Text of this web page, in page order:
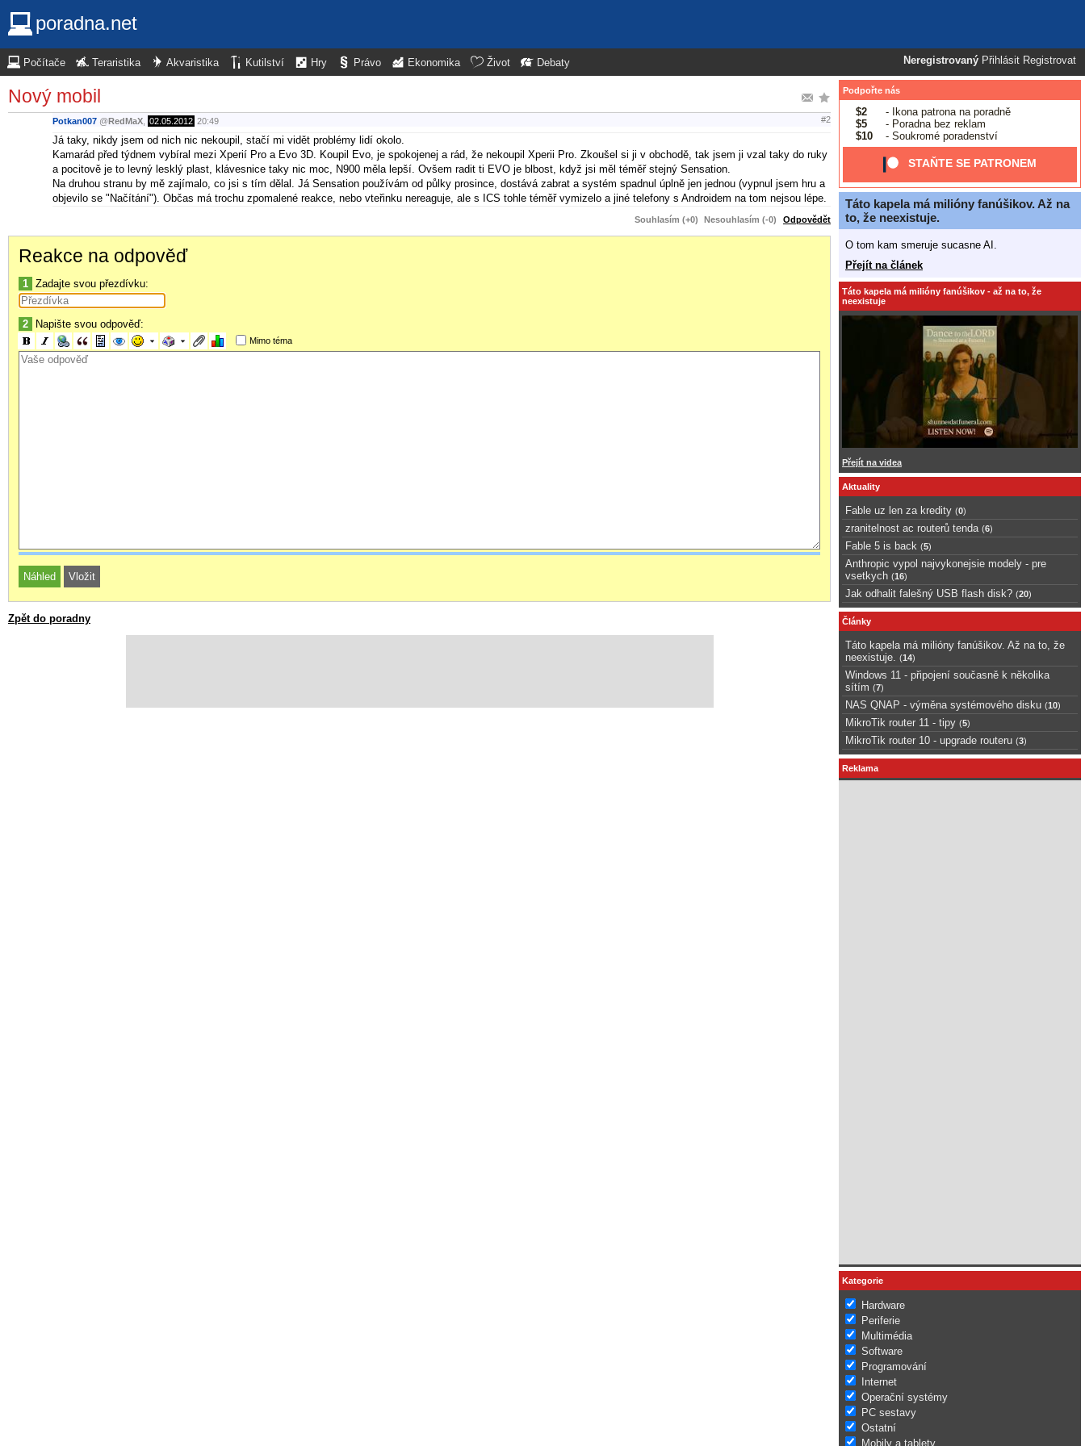
poradna.net
Neregistrovaný Přihlásit Registrovat
Počítače Teraristika Akvaristika Kutilství Hry Právo Ekonomika Život Debaty
Nový mobil
Potkan007 @RedMaX 02.05.2012 20:49 #2
Já taky, nikdy jsem od nich nic nekoupil, stačí mi vidět problémy lidí okolo.
Kamarád před týdnem vybíral mezi Xperií Pro a Evo 3D. Koupil Evo, je spokojenej a rád, že nekoupil Xperii Pro. Zkoušel si ji v obchodě, tak jsem ji vzal taky do ruky
a pocitově je to levný lesklý plast, klávesnice taky nic moc, N900 měla lepší. Ovšem radit ti EVO je blbost, když jsi měl téměř stejný Sensation.
Na druhou stranu by mě zajímalo, co jsi s tím dělal. Já Sensation používám od půlky prosince, dostává zabrat a systém spadnul úplně jen jednou (vypnul jsem hru a
objevilo se "Načítání"). Občas má trochu zpomalené reakce, nebo vteřinku nereaguje, ale s ICS tohle téměř vymizelo a jiné telefony s Androidem na tom nejsou lépe.
Souhlasím (+0) Nesouhlasím (-0) Odpovědět
Reakce na odpověď
1 Zadajte svou přezdívku:
2 Napište svou odpověď:
Mimo téma
Zpět do poradny
Podpořte nás
$2
- Ikona patrona na poradně
$5
- Poradna bez reklam
$10
- Soukromé poradenství
STAŇTE SE PATRONEM
Táto kapela má milióny fanúšikov. Až na
to, že neexistuje.
O tom kam smeruje sucasne AI.
Přejít na článek
Táto kapela má milióny fanúšikov - až na to, že
neexistuje
Přejít na videa
Aktuality
Fable uz len za kredity (0)
zranitelnost ac routerů tenda (6)
Fable 5 is back (5)
Anthropic vypol najvykonejsie modely - pre
vsetkych (16)
Jak odhalit falešný USB flash disk? (20)
Články
Táto kapela má milióny fanúšikov. Až na to, že
neexistuje.
(14)
Windows 11 - připojení současně k několika
sítím (7)
NAS QNAP - výměna systémového disku (10)
MikroTik router 11 - tipy (5)
MikroTik router 10 - upgrade routeru (3)
Reklama
Kategorie
Hardware
Periferie
Multimédia
Software
Programování
Internet
Operační systémy
PC sestavy
Ostatní
Mobily a tablety